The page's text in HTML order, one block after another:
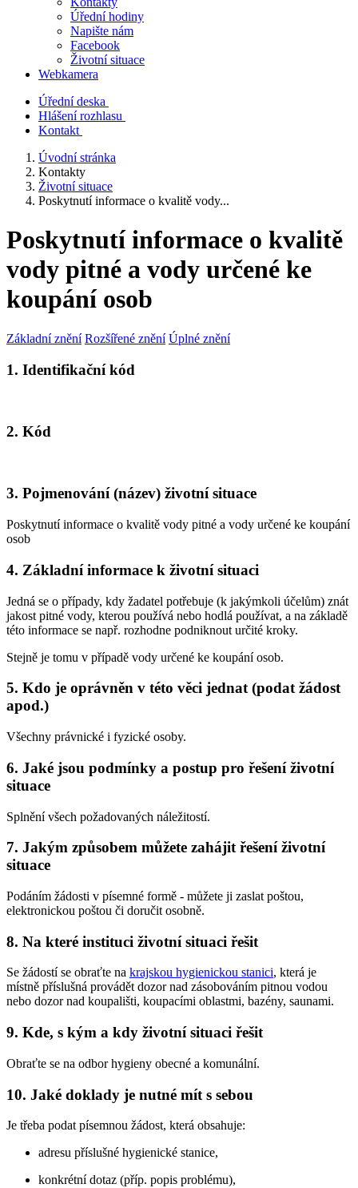
Úřední hodiny
Napište nám
Facebook
Životní situace
Webkamera
Úřední deska
Hlášení rozhlasu
Kontakt
Úvodní stránka
Kontakty
Životní situace
Poskytnutí informace o kvalitě vody...
Poskytnutí informace o kvalitě
vody pitné a vody určené ke
koupání osob
Základní znění Rozšířené znění Úplné znění
1. Identifikační kód
2. Kód
3. Pojmenování (název) životní situace
Poskytnutí informace o kvalitě vody pitné a vody určené ke koupání
osob
4. Základní informace k životní situaci
Jedná se o případy, kdy žadatel potřebuje (k jakýmkoli účelům) znát
jakost pitné vody, kterou používá nebo hodlá používat, a na základě
této informace se např. rozhodne podniknout určité kroky.
Stejně je tomu v případě vody určené ke koupání osob.
5. Kdo je oprávněn v této věci jednat (podat žádost
apod.)
Všechny právnické i fyzické osoby.
6. Jaké jsou podmínky a postup pro řešení životní
situace
Splnění všech požadovaných náležitostí.
7. Jakým způsobem můžete zahájit řešení životní
situace
Podáním žádosti v písemné formě - můžete ji zaslat poštou,
elektronickou poštou či doručit osobně.
8. Na které instituci životní situaci řešit
Se žádostí se obraťte na krajskou hygienickou stanici, která je
místně příslušná provádět dozor nad zásobováním pitnou vodou
nebo dozor nad koupališti, koupacími oblastmi, bazény, saunami.
9. Kde, s kým a kdy životní situaci řešit
Obraťte se na odbor hygieny obecné a komunální.
10. Jaké doklady je nutné mít s sebou
Je třeba podat písemnou žádost, která obsahuje:
adresu příslušné hygienické stanice,
konkrétní dotaz (příp. popis problému),